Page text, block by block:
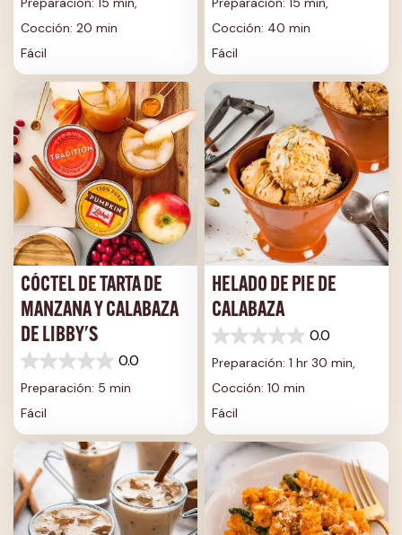
estrellas.
Cocción: 20 min
Fácil
estrellas.
Cocción: 40 min
Fácil
CÓCTEL DE TARTA DE
MANZANA Y CALABAZA
DE LIBBY'S
0.0
0.0
de
estrellas.
Preparación: 5 min
Fácil
HELADO DE PIE DE
CALABAZA
0.0
0.0
de
estrellas.
Preparación: 1 hr 30 min,
Cocción: 10 min
Fácil